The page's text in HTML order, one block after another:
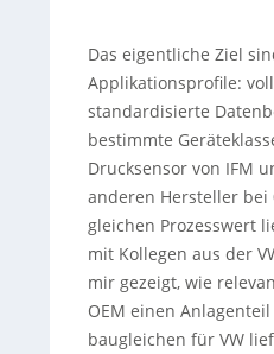
Das eigentliche Ziel
Applikationsprofile:
standardisierte
bestimmte
Drucksensor von IFM
anderen Hersteller bei
gleichen Prozesswert
mit Kollegen aus der
mir gezeigt, wie
OEM einen
baugleichen für VW